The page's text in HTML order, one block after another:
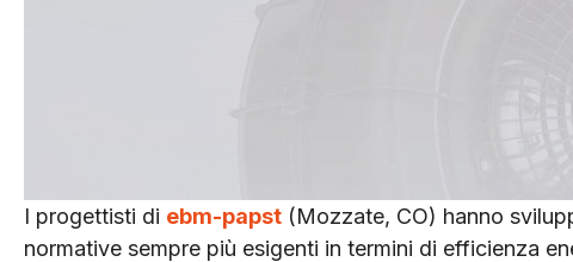
I progettisti di ebm-papst (Mozzate, CO) hanno
normative sempre più esigenti in termini di efficienza